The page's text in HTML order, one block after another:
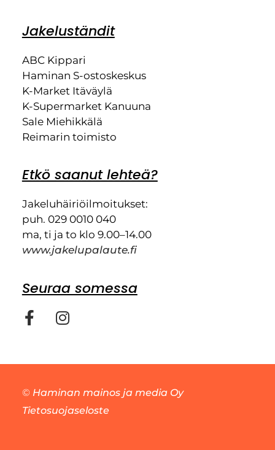
Jakeluständit
ABC Kippari
Haminan S-ostoskeskus
K-Market Itäväylä
K-Supermarket Kanuuna
Sale Miehikkälä
Reimarin toimisto
Etkö saanut lehteä?
Jakeluhäiriöilmoitukset:
puh. 029 0010 040
ma, ti ja to klo 9.00–14.00
www.jakelupalaute.fi
Seuraa somessa
© Haminan mainos ja media Oy
Tietosuojaseloste